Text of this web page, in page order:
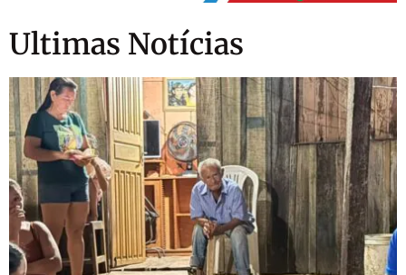
Ultimas Notícias